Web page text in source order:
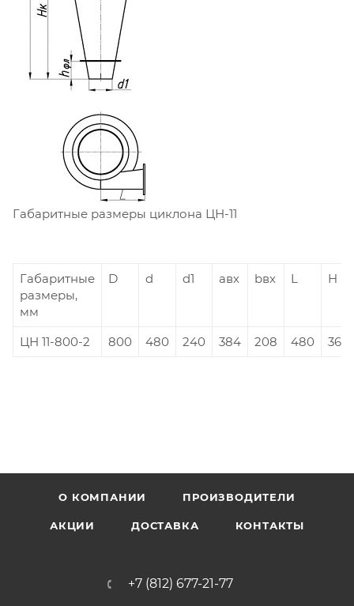
Габаритные размеры циклона ЦН-11
Габаритные
размеры,
мм
D d d1 aвх bвх L H
ЦН 11-800-2 800 480 240 384 208 480 3615
О КОМПАНИИ ПРОИЗВОДИТЕЛИ
АКЦИИ ДОСТАВКА КОНТАКТЫ
+7 (812) 677-21-77